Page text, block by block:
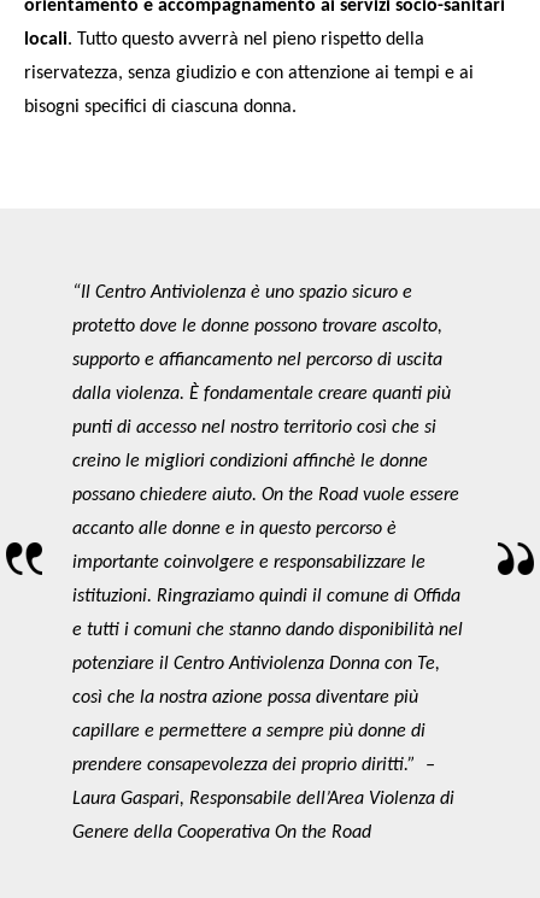
orientamento e accompagnamento ai servizi socio-sanitari
locali. Tutto questo avverrà nel pieno rispetto della
riservatezza, senza giudizio e con attenzione ai tempi e ai
bisogni specifici di ciascuna donna.
“Il Centro Antiviolenza è uno spazio sicuro e
protetto dove le donne possono trovare ascolto,
supporto e affiancamento nel percorso di uscita
dalla violenza. È fondamentale creare quanti più
punti di accesso nel nostro territorio così che si
creino le migliori condizioni affinchè le donne
possano chiedere aiuto. On the Road vuole essere
accanto alle donne e in questo percorso è
importante coinvolgere e responsabilizzare le
istituzioni. Ringraziamo quindi il comune di Offida
e tutti i comuni che stanno dando disponibilità nel
potenziare il Centro Antiviolenza Donna con Te,
così che la nostra azione possa diventare più
capillare e permettere a sempre più donne di
prendere consapevolezza dei proprio diritti.”
–
Laura Gaspari, Responsabile dell’Area Violenza di
Genere della Cooperativa On the Road